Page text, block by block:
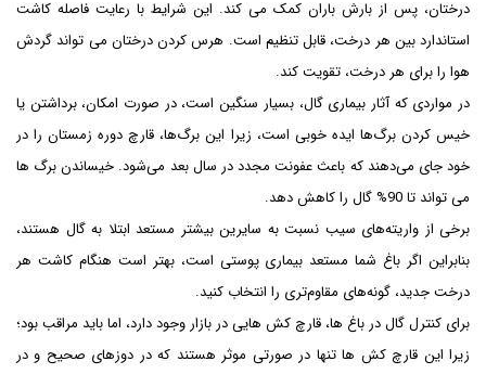
درختان، پس از بارش باران کمک می کند. این شرایط با رعایت فاصله کاشت
استاندارد بین هر درخت، قابل تنظیم است. هرس کردن درختان می تواند گردش
هوا را برای هر درخت، تقویت کند.
در مواردی که آثار بیماری گال، بسیار سنگین است، در صورت امکان، برداشتن یا
خیس کردن برگ‌ها ایده خوبی است، زیرا این برگ‌ها، قارچ دوره زمستان‌ را در
خود جای می‌دهند که باعث عفونت مجدد در سال بعد می‌شود. خیساندن برگ ها
می تواند تا 90% گال را کاهش دهد.
برخی از واریته‌های سیب نسبت به سایرین بیشتر مستعد ابتلا به گال هستند،
بنابراین اگر باغ شما مستعد بیماری پوستی است، بهتر است هنگام کاشت هر
درخت جدید، گونه‌های مقاوم‌تری را انتخاب کنید.
برای کنترل گال در باغ ها، قارچ کش هایی در بازار وجود دارد، اما باید مراقب بود؛
زیرا این قارچ کش ها تنها در صورتی موثر هستند که در دوزهای صحیح و در